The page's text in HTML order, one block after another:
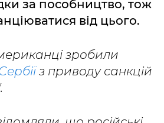
за пособництво, тож
від цього.
зробили
з приводу санкцій